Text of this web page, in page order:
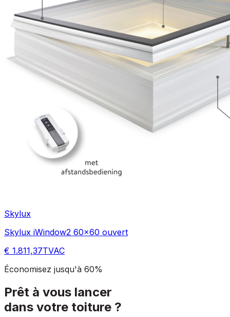
Skylux
Skylux iWindow2 60x60 ouvert
€ 1.811,37TVAC
Économisez jusqu'à 60%
Prêt à vous lancer
dans votre toiture ?